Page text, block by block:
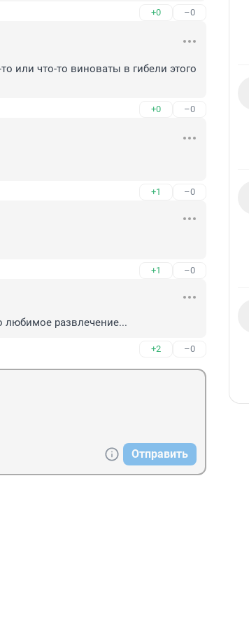
+0 –0
или что-то виноваты в гибели этого
+0 –0
+1 –0
+1 –0
любимое развлечение...
+2 –0
Отправить